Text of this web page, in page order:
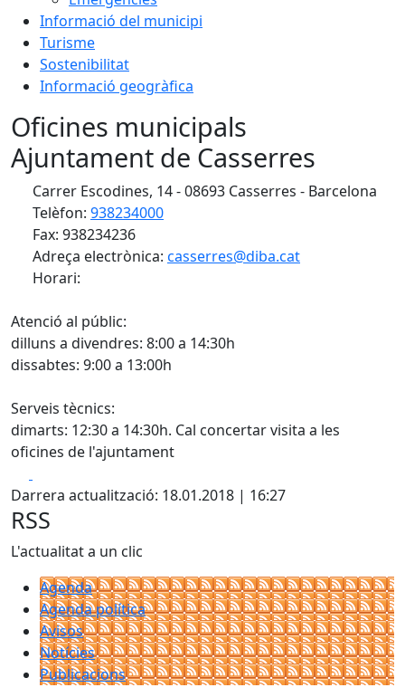
Informació del municipi
Turisme
Sostenibilitat
Informació geogràfica
Oficines municipals
Ajuntament de Casserres
Carrer Escodines, 14 - 08693 Casserres - Barcelona
Telèfon: 938234000
Fax: 938234236
Adreça electrònica: casserres@diba.cat
Horari:
Atenció al públic:
dilluns a divendres: 8:00 a 14:30h
dissabtes: 9:00 a 13:00h
Serveis tècnics:
dimarts: 12:30 a 14:30h. Cal concertar visita a les
oficines de l'ajuntament
Darrera actualització: 18.01.2018 | 16:27
RSS
L'actualitat a un clic
Agenda
Agenda política
Avisos
Notícies
Publicacions